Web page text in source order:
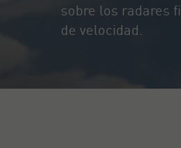
sobre los radares
de velocidad.